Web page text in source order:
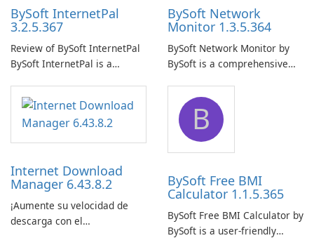
BySoft InternetPal
3.2.5.367
Review of BySoft InternetPal
BySoft InternetPal is a
application designed to
monitor your internet
connection and provide real-
time insights into its
BySoft Network
Monitor 1.3.5.364
BySoft Network Monitor by
BySoft is a comprehensive
designed to help businesses
effectively manage their
network infrastructure.
Internet Download
Manager 6.43.8.2
¡Aumente su velocidad de
descarga con el
B
BySoft Free BMI
Calculator 1.1.5.365
BySoft Free BMI Calculator by
BySoft is a user-friendly